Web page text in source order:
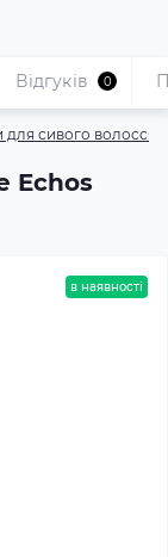
сивого волосся
Echos
Відгуків 0
в наявності